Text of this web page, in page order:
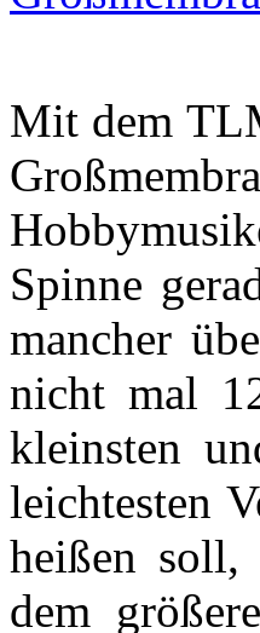
Mit dem
Spinne
mancher
nicht mal
kleinsten
leichtesten
heißen soll,
dem